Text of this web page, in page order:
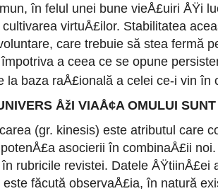
în felul unei bune vieÅ£uiri ÅŸi
virtuÅ£ilor. Stabilitatea
care trebuie să stea fermă
a ceea ce se opune
la baza raÅ£ională a celei ce-i vin în
ÅžI VIAÅ¢A OMULUI
(gr. kinesis) este atributul care
asocierii în combinaÅ£ii
rubricile revistei. Datele ÅŸtiinÅ£ei
făcută observaÅ£ia, în natură